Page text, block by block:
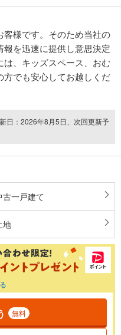
様です。そのため当社の
を迅速に提供し意思決定
は、キッズスペース、おむ
でも安心してお越しくだ
日：2026年8月5日、次回更新予
古一戸建て
地
無料